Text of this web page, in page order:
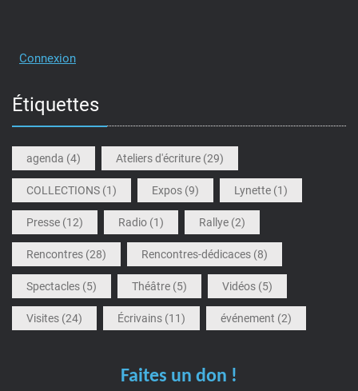
Connexion
Étiquettes
agenda (4) Ateliers d'écriture (29)
COLLECTIONS (1) Expos (9) Lynette (1)
Presse (12) Radio (1) Rallye (2)
Rencontres (28) Rencontres-dédicaces (8)
Spectacles (5) Théâtre (5) Vidéos (5)
Visites (24) Écrivains (11) événement (2)
Faites un don !